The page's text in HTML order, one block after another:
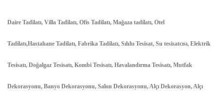
Daire Tadilatı, Villa Tadilatı, Ofis Tadilatı, Mağaza tadilatı, Otel
Tadilatı,Hastahane Tadilatı, Fabrika Tadilatı, Sıhhı Tesisat, Su tesisatcısı, Elektrik
Tesisatı, Doğalgaz Tesisatı, Kombi Tesisatı, Havalandırma Tesisatı, Mutfak
Dekorasyonu, Banyo Dekorasyonu, Salon Dekorasyonu, Alçı Dekorasyon, Alçı